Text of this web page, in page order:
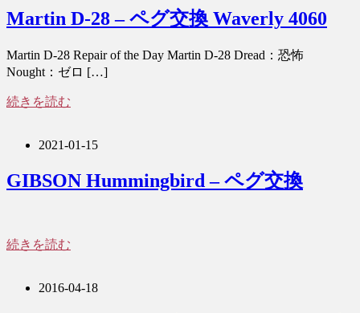
Martin D-28 – ペグ交換 Waverly 4060
Martin D-28 Repair of the Day Martin D-28 Dread：恐怖
Nought：ゼロ […]
続きを読む
2021-01-15
GIBSON Hummingbird – ペグ交換
続きを読む
2016-04-18